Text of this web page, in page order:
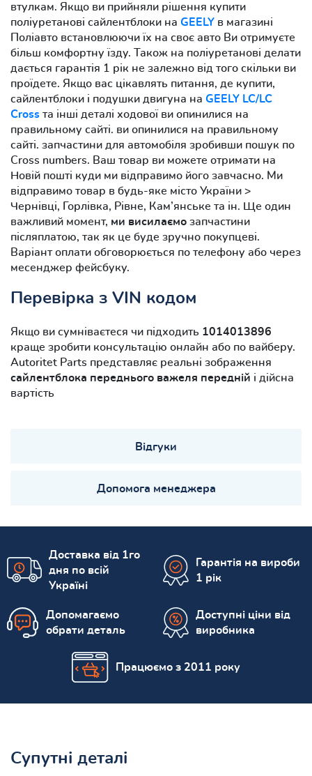
втулкам. Якщо ви прийняли рішення купити
поліуретанові сайлентблоки на GEELY в магазині
Поліавто встановлюючи їх на своє авто Ви отримуєте
більш комфортну їзду. Також на поліуретанові делати
дається гарантія 1 рік не залежно від того скільки ви
проїдете. Якщо вас цікавлять питання, де купити,
сайлентблоки і подушки двигуна на GEELY LC/LC
Cross та інші деталі ходової ви опинилися на
правильному сайті. ви опинилися на правильному
сайті. запчастини для автомобіля зробивши пошук по
Cross numbers. Ваш товар ви можете отримати на
Новій пошті куди ми відправимо його завчасно. Ми
відправимо товар в будь-яке місто України >
Чернівці, Горлівка, Рівне, Кам’янське та ін. Ще один
важливий момент, ми висилаємо запчастини
післяплатою, так як це буде зручно покупцеві.
Варіант оплати обговорюється по телефону або через
месенджер фейсбуку.
Перевірка з VIN кодом
Якщо ви сумніваєтеся чи підходить 1014013896
краще зробити консультацію онлайн або по вайберу.
Autoritet Parts представляє реальні зображення
сайлентблока переднього важеля передній і дійсна
вартість
Відгуки
Допомога менеджера
Доставка від 1го
дня по всій
Україні
Гарантія на вироби
1 рік
Допомагаємо
обрати деталь
Доступні ціни від
виробника
Працюємо з 2011 року
Супутні деталі